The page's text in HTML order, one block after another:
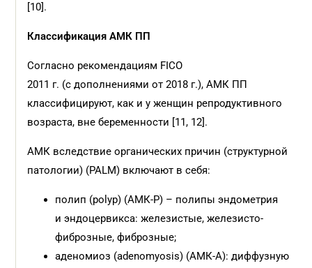
[10].
Классификация АМК ПП
Согласно рекомендациям FICO
2011 г. (с дополнениями от 2018 г.), АМК ПП
классифицируют, как и у женщин репродуктивного
возраста, вне беременности [11, 12].
АМК вследствие органических причин (структурной
патологии) (PALM) включают в себя:
полип (polyp) (АМК-Р) – полипы эндометрия
и эндоцервикса: железистые, железисто-
фиброзные, фиброзные;
аденомиоз (adenomyosis) (АМК-А): диффузную